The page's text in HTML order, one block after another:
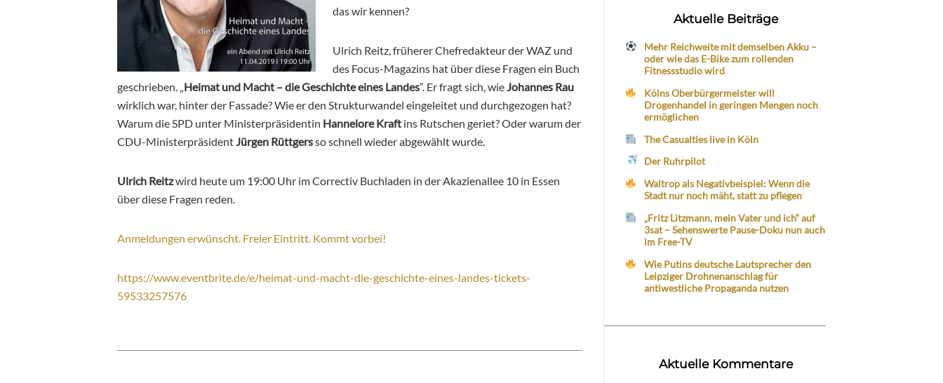
das wir kennen?
Ulrich Reitz, früherer Chefredakteur der WAZ und
des Focus-Magazins hat über diese Fragen ein Buch
geschrieben. „ Heimat und Macht – die Geschichte eines Landes“. Er fragt sich, wie Johannes Rau
wirklich war, hinter der Fassade? Wie er den Strukturwandel eingeleitet und durchgezogen hat?
Warum die SPD unter Ministerpräsidentin Hannelore Kraft ins Rutschen geriet? Oder warum der
CDU-Ministerpräsident Jürgen Rüttgersso schnell wieder abgewählt wurde.
Ulrich Reitzwird heute um 19:00 Uhr im Correctiv Buchladen in der Akazienallee 10 in Essen
über diese Fragen reden.
Anmeldungen erwünscht. Freier Eintritt. Kommt vorbei!
https://www.eventbrite.de/e/heimat-und-macht-die-geschichte-eines-landes-tickets-
59533257576
Aktuelle Beiträge
Mehr Reichweite mit demselben Akku –
oder wie das E-Bike zum rollenden
Fitnessstudio wird
Kölns Oberbürgermeister will
Drogenhandel in geringen Mengen noch
ermöglichen
The Casualties live in Köln
Der Ruhrpilot
Waltrop als Negativbeispiel: Wenn die
Stadt nur noch mäht, statt zu pflegen
„Fritz Litzmann, mein Vater und ich“ auf
3sat – Sehenswerte Pause-Doku nun auch
im Free-TV
Wie Putins deutsche Lautsprecher den
Leipziger Drohnenanschlag für
antiwestliche Propaganda nutzen
Aktuelle Kommentare